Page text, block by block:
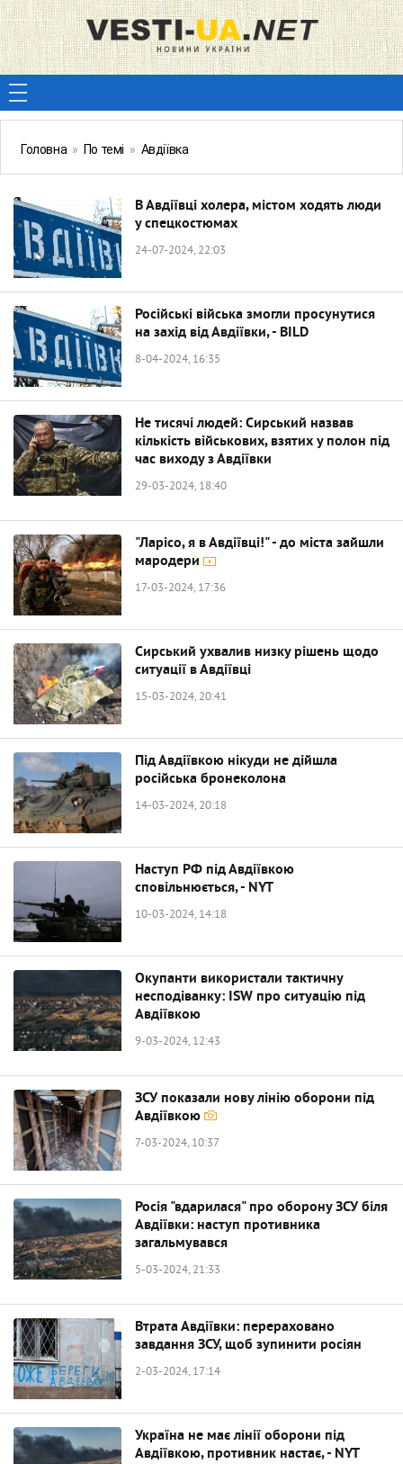
Головна » По темі » Авдіївка
В Авдіївці холера, містом ходять люди
у спецкостюмах
24-07-2024, 22:03
Російські війська змогли просунутися
на захід від Авдіївки, - BILD
8-04-2024, 16:35
Не тисячі людей: Сирський назвав
кількість військових, взятих у полон під
час виходу з Авдіївки
29-03-2024, 18:40
"Ларісо, я в Авдіївці!" - до міста зайшли
мародери
17-03-2024, 17:36
Сирський ухвалив низку рішень щодо
ситуації в Авдіївці
15-03-2024, 20:41
Під Авдіївкою нікуди не дійшла
російська бронеколона
14-03-2024, 20:18
Наступ РФ під Авдіївкою
сповільнюється, - NYT
10-03-2024, 14:18
Окупанти використали тактичну
несподіванку: ISW про ситуацію під
Авдіївкою
9-03-2024, 12:43
ЗСУ показали нову лінію оборони під
Авдіївкою
7-03-2024, 10:37
Росія "вдарилася" про оборону ЗСУ біля
Авдіївки: наступ противника
загальмувався
5-03-2024, 21:33
Втрата Авдіївки: перераховано
завдання ЗСУ, щоб зупинити росіян
2-03-2024, 17:14
Україна не має лінії оборони під
Авдіївкою, противник настає, - NYT